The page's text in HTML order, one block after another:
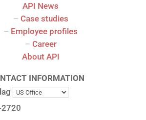
API News
– Case studies
– Employee profiles
– Career
About API
INFORMATION